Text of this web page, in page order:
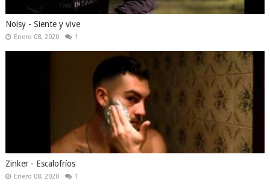
Noisy - Siente y vive
Enero 08, 2020 1
Zinker - Escalofríos
Enero 08, 2020 1